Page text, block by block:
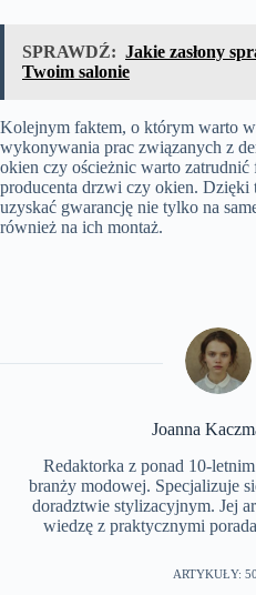
SPRAWDŹ: Jakie zasłony
Twoim salonie
Kolejnym faktem, o którym warto
wykonywania prac związanych z
okien czy ościeżnic warto
producenta drzwi czy okien. Dzięki
uzyskać gwarancję nie tylko na
również na ich montaż.
Joanna
Redaktorka z ponad 10-
branży modowej. Specjalizuje
doradztwie stylizacyjnym. Jej
wiedzę z praktycznymi
ARTYKUŁY: